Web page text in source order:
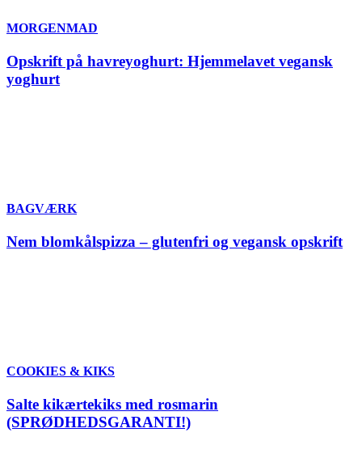
MORGENMAD
Opskrift på havreyoghurt: Hjemmelavet vegansk
yoghurt
BAGVÆRK
Nem blomkålspizza – glutenfri og vegansk opskrift
COOKIES & KIKS
Salte kikærtekiks med rosmarin
(SPRØDHEDSGARANTI!)